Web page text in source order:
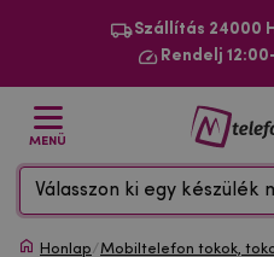
Szállítás 24000
Rendelj
MENÜ
Válasszon ki egy készülék
Honlap/Mobiltelefon tokok,